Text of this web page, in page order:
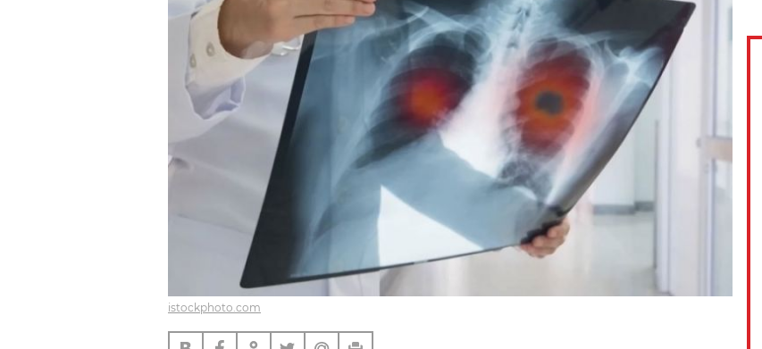
istockphoto.com